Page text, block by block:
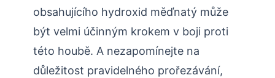
obsahujícího hydroxid měďnatý může
být velmi účinným krokem v boji proti
této houbě. ⁢A nezapomínejte na
důležitost pravidelného ⁤prořezávání,